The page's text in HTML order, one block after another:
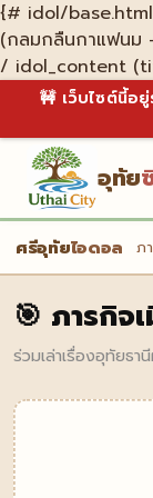
{# idol/
(กลมกลืนกาแฟนม
/ idol_content
🚧 เว็บไซต์นี้อ
อุทัย
ศรีอุทัยไอดอล ภ
🎯 ภารกิจ
ร่วมเล่าเรื่องอุทัยธ